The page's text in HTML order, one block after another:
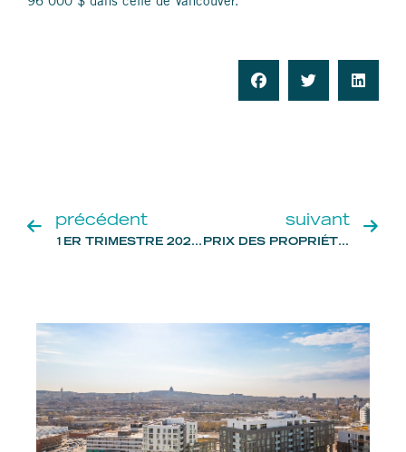
précédent
1ER TRIMESTRE 2023: LE MARCHÉ IMMOBILIER QUÉBÉCOIS SE STABILISE
suivant
PRIX DES PROPRIÉTÉS AU QUÉBEC : EMBELLIE PASSAGÈRE EN JUILLET 2023